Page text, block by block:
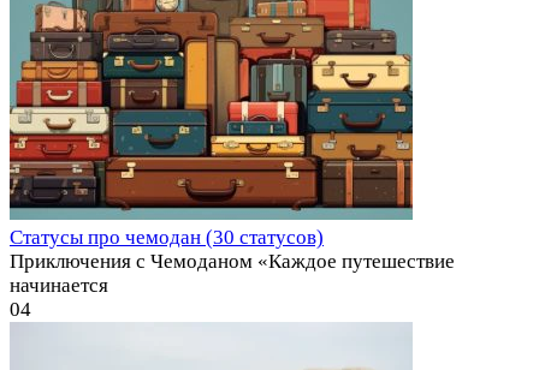
Статусы про чемодан (30 статусов)
Приключения с Чемоданом «Каждое путешествие
начинается
04